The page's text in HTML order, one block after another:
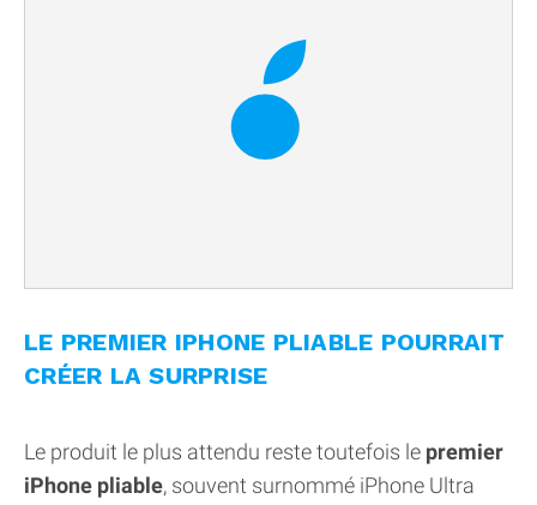
LE PREMIER IPHONE PLIABLE POURRAIT
CRÉER LA SURPRISE
Le produit le plus attendu reste toutefois le premier
iPhone pliable, souvent surnommé iPhone Ultra